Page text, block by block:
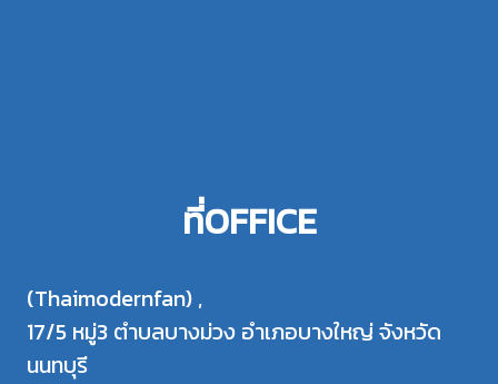
ที่OFFICE
(Thaimodernfan) ,
17/5 หมู่3 ตำบลบางม่วง อำเภอบางใหญ่ จังหวัด
นนทบุรี